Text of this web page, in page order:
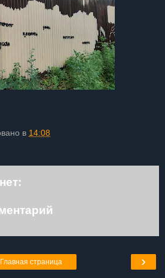
в 14:08
›
Главная страница